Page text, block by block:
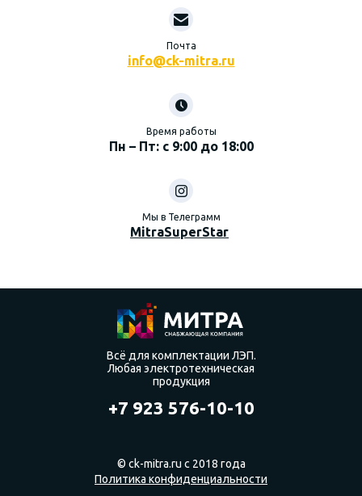
Почта
info@ck-mitra.ru
Время работы
Пн – Пт: с 9:00 до 18:00
Мы в Телеграмм
MitraSuperStar
Всё для комплектации ЛЭП.
Любая электротехническая
продукция
+7 923 576-10-10
© ck-mitra.ru с 2018 года
Политика конфиденциальности